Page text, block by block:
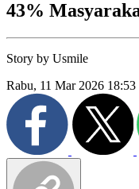
43%
Story by Usmile
Rabu, 11 Mar 2026